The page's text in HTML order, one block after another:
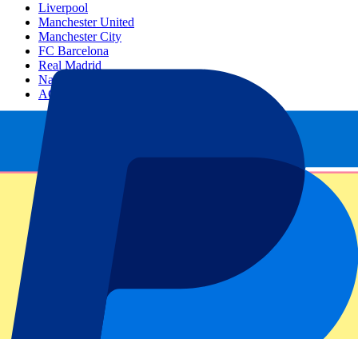
Liverpool
Manchester United
Manchester City
FC Barcelona
Real Madrid
Napoli
AC Milan
Événements populaires
GP Espagne
Tous les sports